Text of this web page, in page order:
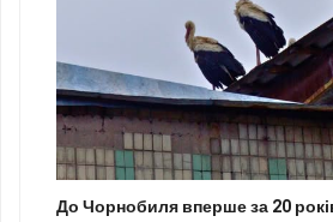
До Чорнобиля вперше за 20